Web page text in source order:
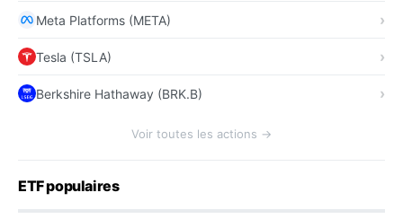
Meta Platforms (META)
Tesla (TSLA)
Berkshire Hathaway (BRK.B)
Voir toutes les actions →
ETF populaires